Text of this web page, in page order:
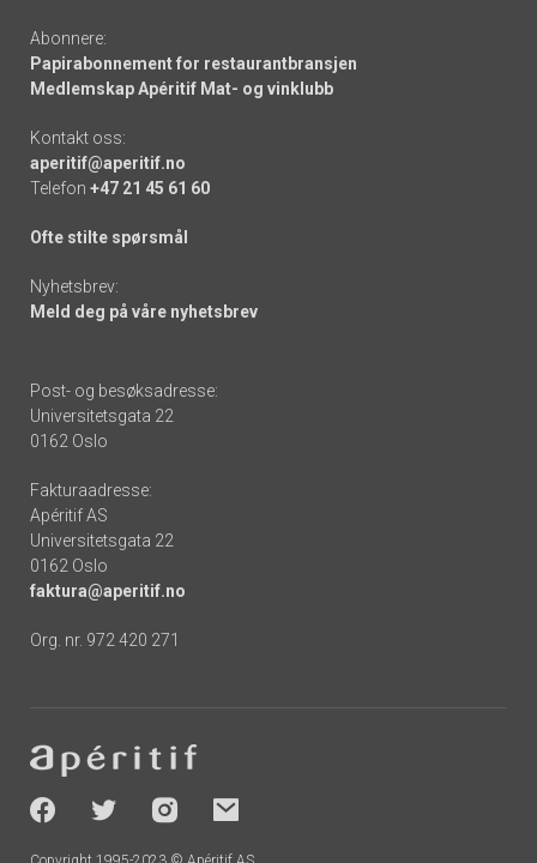
Abonnere:
Papirabonnement for restaurantbransjen
Medlemskap Apéritif Mat- og vinklubb
Kontakt oss:
aperitif@aperitif.no
Telefon +47 21 45 61 60
Ofte stilte spørsmål
Nyhetsbrev:
Meld deg på våre nyhetsbrev
Post- og besøksadresse:
Universitetsgata 22
0162 Oslo
Fakturaadresse:
Apéritif AS
Universitetsgata 22
0162 Oslo
faktura@aperitif.no
Org. nr. 972 420 271
-
socials